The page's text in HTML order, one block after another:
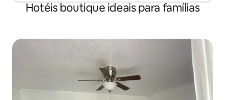
Hotéis boutique ideais para famílias